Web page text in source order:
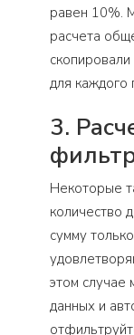
равен 10%.
расчета
для каждого
3.
Некоторые
количество
сумму
этом случае
данных и